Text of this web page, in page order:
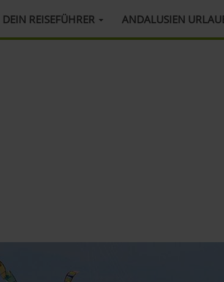
DEIN REISEFÜHRER ANDALUSIEN